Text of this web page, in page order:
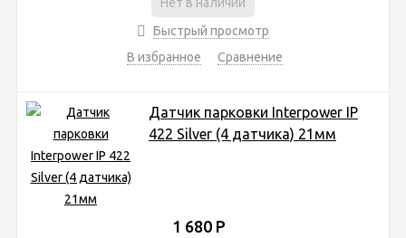
Быстрый просмотр
В избранное
Сравнение
Датчик парковки Interpower IP
422 Silver (4 датчика) 21мм
1 680 Р